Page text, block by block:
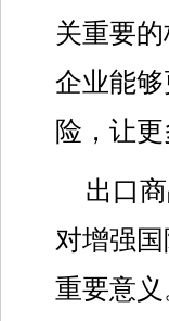
关重要
企业能
险，让
出口
对增强
重要意